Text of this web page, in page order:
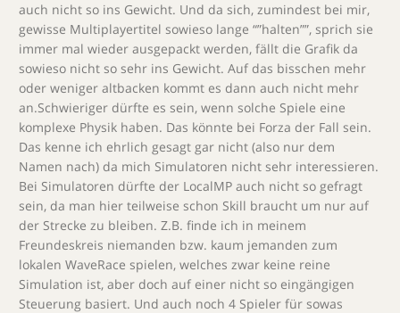
auch nicht so ins Gewicht. Und da sich, zumindest bei mir,
gewisse Multiplayertitel sowieso lange “”halten””, sprich sie
immer mal wieder ausgepackt werden, fällt die Grafik da
sowieso nicht so sehr ins Gewicht. Auf das bisschen mehr
oder weniger altbacken kommt es dann auch nicht mehr
an.Schwieriger dürfte es sein, wenn solche Spiele eine
komplexe Physik haben. Das könnte bei Forza der Fall sein.
Das kenne ich ehrlich gesagt gar nicht (also nur dem
Namen nach) da mich Simulatoren nicht sehr interessieren.
Bei Simulatoren dürfte der LocalMP auch nicht so gefragt
sein, da man hier teilweise schon Skill braucht um nur auf
der Strecke zu bleiben. Z.B. finde ich in meinem
Freundeskreis niemanden bzw. kaum jemanden zum
lokalen WaveRace spielen, welches zwar keine reine
Simulation ist, aber doch auf einer nicht so eingängigen
Steuerung basiert. Und auch noch 4 Spieler für sowas